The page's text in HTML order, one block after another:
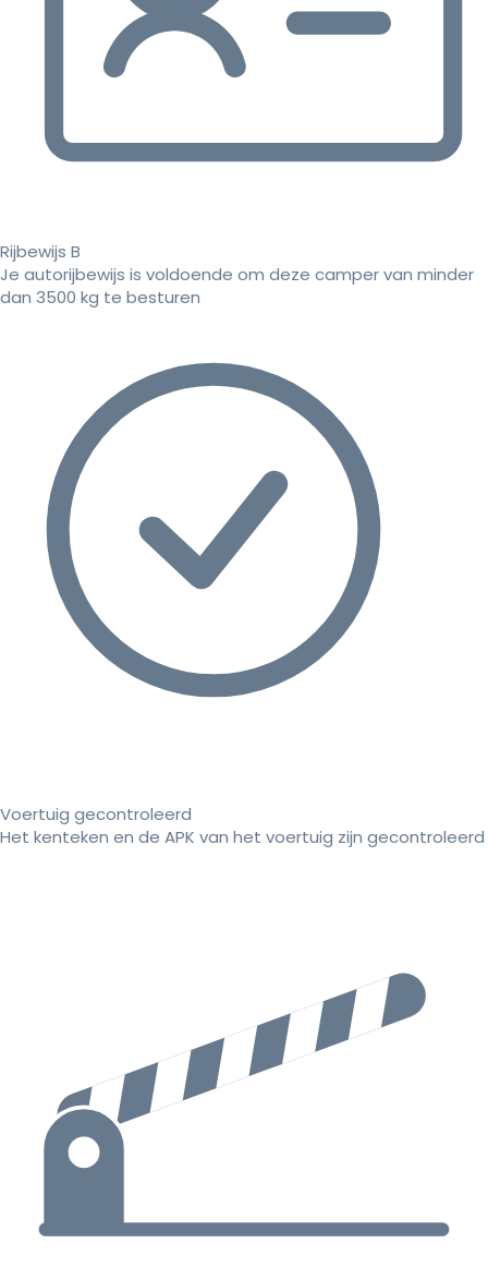
Rijbewijs B
Je autorijbewijs is voldoende om deze camper van minder
dan 3500 kg te besturen
Voertuig gecontroleerd
Het kenteken en de APK van het voertuig zijn gecontroleerd